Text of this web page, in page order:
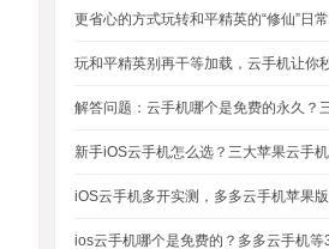
更省心的方式玩转和平精英的“修仙”日常